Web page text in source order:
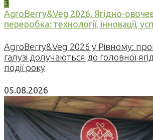
3
AgroBerry&Veg 2026. Ягідно-
переробка: технології, інновації,
AgroBerry&Veg 2026 у Рівному:
галузі долучаються до головної
події року
05.08.2026